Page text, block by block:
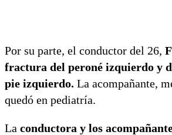
Por su parte, el conductor del 26,
fractura del peroné izquierdo y
pie izquierdo. La acompañante,
quedó en pediatría.
La conductora y los